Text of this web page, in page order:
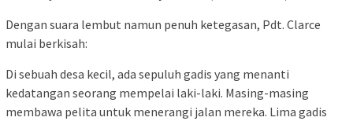
Dengan suara lembut namun penuh ketegasan, Pdt. Clarce
mulai berkisah:
Di sebuah desa kecil, ada sepuluh gadis yang menanti
kedatangan seorang mempelai laki-laki. Masing-masing
membawa pelita untuk menerangi jalan mereka. Lima gadis